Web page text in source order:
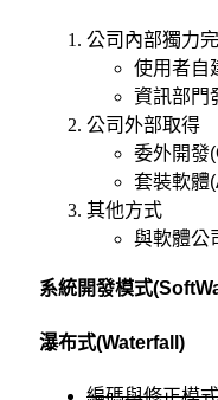
公司內部獨力
使用者自
資訊部門
公司外部取得
委外開發
套裝軟體
其他方式
與軟體公
系統開發模式
瀑布式(Waterfall)
編碼與修正模